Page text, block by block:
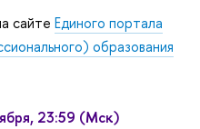
сайте Единого портала
образования
23:59 (Мск)